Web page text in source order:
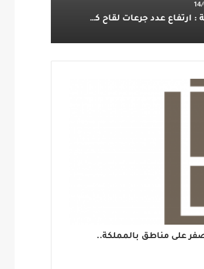
الصحة : ارتفاع عدد جرعات لقاح كورونا في المملكة إلى 20,9 مليونا.
على مناطق بالمملكة..